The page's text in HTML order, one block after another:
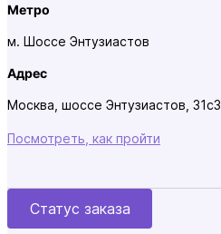
Метро
м. Шоссе Энтузиастов
Адрес
Москва, шоссе Энтузиастов, 31с3
Посмотреть, как пройти
Статус заказа